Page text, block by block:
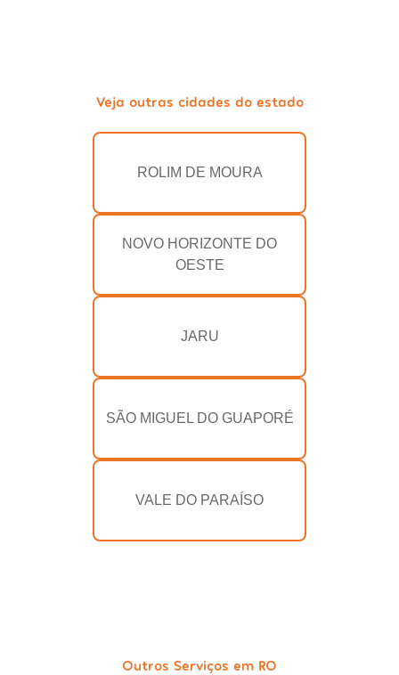
Veja outras cidades do estado
ROLIM DE MOURA
NOVO HORIZONTE DO
OESTE
JARU
SÃO MIGUEL DO GUAPORÉ
VALE DO PARAÍSO
Outros Serviços em RO